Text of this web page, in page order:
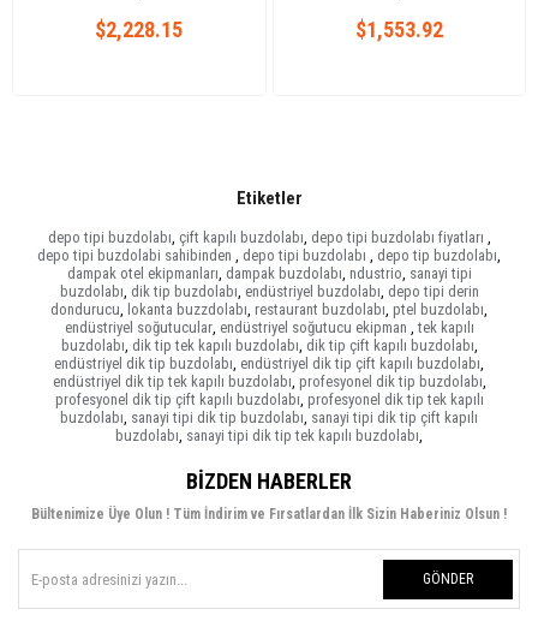
$2,228.15 $1,553.92
Etiketler
depo tipi buzdolabı, çift kapılı buzdolabı, depo tipi buzdolabı fiyatları ,
depo tipi buzdolabi sahibinden , depo tipi buzdolabı , depo tip buzdolabı,
dampak otel ekipmanları, dampak buzdolabı, ndustrio, sanayi tipi
buzdolabı, dik tip buzdolabı, endüstriyel buzdolabı, depo tipi derin
dondurucu, lokanta buzzdolabı, restaurant buzdolabı, ptel buzdolabı,
endüstriyel soğutucular, endüstriyel soğutucu ekipman , tek kapılı
buzdolabı, dik tip tek kapılı buzdolabı, dik tip çift kapılı buzdolabı,
endüstriyel dik tip buzdolabı, endüstriyel dik tip çift kapılı buzdolabı,
endüstriyel dik tip tek kapılı buzdolabı, profesyonel dik tip buzdolabı,
profesyonel dik tip çift kapılı buzdolabı, profesyonel dik tip tek kapılı
buzdolabı, sanayi tipi dik tip buzdolabı, sanayi tipi dik tip çift kapılı
buzdolabı, sanayi tipi dik tip tek kapılı buzdolabı,
BIZDEN HABERLER
Bültenimize Üye Olun ! Tüm İndirim ve Fırsatlardan İlk Sizin Haberiniz Olsun !
GÖNDER